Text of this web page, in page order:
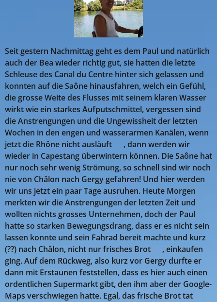
Seit gestern Nachmittag geht es dem Paul und natürlich
auch der Bea wieder richtig gut, sie hatten die letzte
Schleuse des Canal du Centre hinter sich gelassen und
konnten auf die Saône hinausfahren, welch ein Gefühl,
die grosse Weite des Flusses mit seinem klaren Wasser
wirkt wie ein starkes Aufputschmittel, vergessen sind
die Anstrengungen und die Ungewissheit der letzten
Wochen in den engen und wasserarmen Kanälen, wenn
jetzt die Rhône nicht ausläuft 🤣, dann werden wir
wieder in Capestang überwintern können. Die Saône hat
nur noch sehr wenig Strömung, so schnell sind wir noch
nie von Châlon nach Gergy gefahren! Und hier werden
wir uns jetzt ein paar Tage ausruhen. Heute Morgen
merkten wir die Anstrengungen der letzten Zeit und
wollten nichts grosses Unternehmen, doch der Paul
hatte so starken Bewegungsdrang, dass er es nicht sein
lassen konnte und sein Fahrad bereit machte und kurz
(??) nach Châlon, nicht nur frisches Brot 😉, einkaufen
ging. Auf dem Rückweg, also kurz vor Gergy durfte er
dann mit Erstaunen feststellen, dass es hier auch einen
ordentlichen Supermarkt gibt, den ihm aber der Google-
Maps verschwiegen hatte. Egal, das frische Brot tat